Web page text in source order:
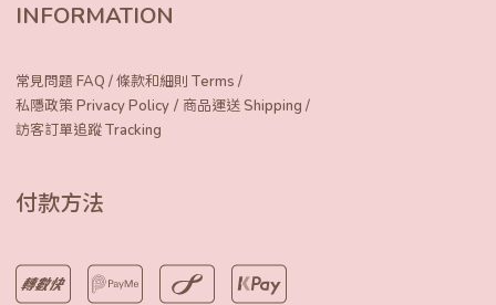
INFORMATION
常見問題 FAQ /條款和細則 Terms /
私隱政策 Privacy Policy / 商品運送 Shipping /
訪客訂單追蹤 Tracking
付款方法